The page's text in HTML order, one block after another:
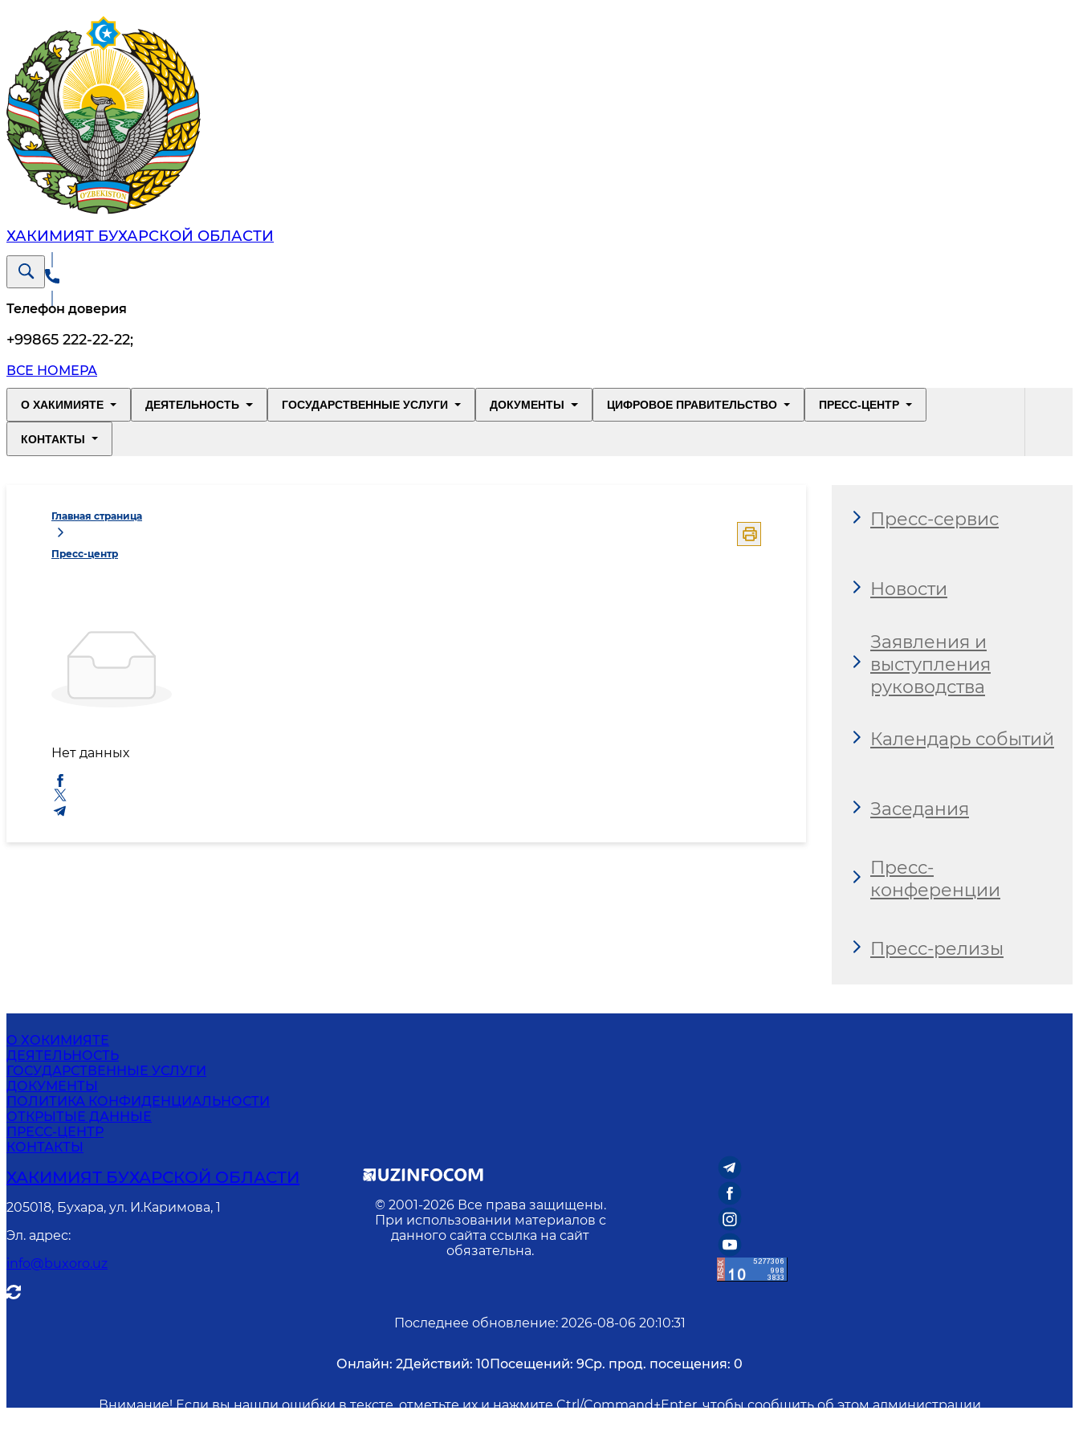
ХАКИМИЯТ БУХАРСКОЙ ОБЛАСТИ
Телефон доверия
+99865 222-22-22;
ВСЕ НОМЕРА
О ХАКИМИЯТЕ ДЕЯТЕЛЬНОСТЬ ГОСУДАРСТВЕННЫЕ УСЛУГИ ДОКУМЕНТЫ ЦИФРОВОЕ ПРАВИТЕЛЬСТВО ПРЕСС-ЦЕНТР
КОНТАКТЫ
Главная страница
Пресс-центр
Нет данных
Пресс-сервис
Новости
Заявления и
выступления
руководства
Календарь событий
Заседания
Пресс-
конференции
Пресс-релизы
О ХОКИМИЯТЕ
ДЕЯТЕЛЬНОСТЬ
ГОСУДАРСТВЕННЫЕ УСЛУГИ
ДОКУМЕНТЫ
ПОЛИТИКА КОНФИДЕНЦИАЛЬНОСТИ
ОТКРЫТЫЕ ДАННЫЕ
ПРЕСС-ЦЕНТР
КОНТАКТЫ
ХАКИМИЯТ БУХАРСКОЙ ОБЛАСТИ
205018, Бухара, ул. И.Каримова, 1
Эл. адрес:
info@buxoro.uz
© 2001-2026 Все права защищены.
При использовании материалов с
данного сайта ссылка на сайт
обязательна.
Последнее обновление: 2026-08-06 20:10:31
Онлайн: 2Действий: 10Посещений: 9Ср. прод. посещения: 0
Внимание! Если вы нашли ошибки в тексте, отметьте их и нажмите Ctrl/Command+Enter, чтобы сообщить об этом администрации